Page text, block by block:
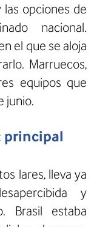
opciones de
nacional.
el que se aloja
Marruecos,
equipos que
junio.
principal
lares, lleva ya
y
Brasil estaba